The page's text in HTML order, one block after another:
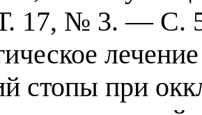
17, № 3. — С.
стопы при